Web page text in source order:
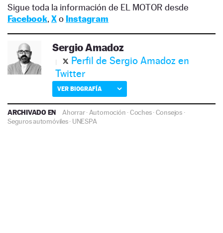
Sigue toda la información de EL MOTOR desde
Facebook, Xo Instagram
Sergio Amadoz
Perfil de Sergio Amadoz en
Twitter
VER BIOGRAFÍA
ARCHIVADO EN Ahorrar· Automoción ·Coches·Consejos·
Seguros automóviles· UNESPA